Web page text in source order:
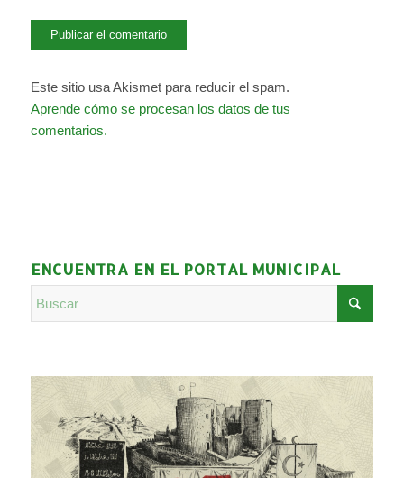
Este sitio usa Akismet para reducir el spam.
Aprende cómo se procesan los datos de tus
comentarios.
ENCUENTRA EN EL PORTAL MUNICIPAL